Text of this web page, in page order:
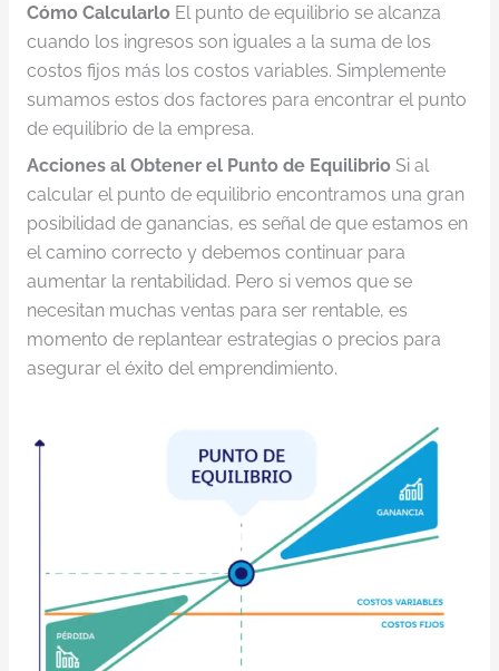
Cómo CalcularloEl punto de equilibrio se alcanza
cuando los ingresos son iguales a la suma de los
costos fijos más los costos variables. Simplemente
sumamos estos dos factores para encontrar el punto
de equilibrio de la empresa.
Acciones al Obtener el Punto de EquilibrioSi al
calcular el punto de equilibrio encontramos una gran
posibilidad de ganancias, es señal de que estamos en
el camino correcto y debemos continuar para
aumentar la rentabilidad. Pero si vemos que se
necesitan muchas ventas para ser rentable, es
momento de replantear estrategias o precios para
asegurar el éxito del emprendimiento.